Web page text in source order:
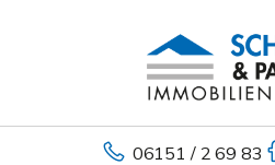
06151 / 2 69 83